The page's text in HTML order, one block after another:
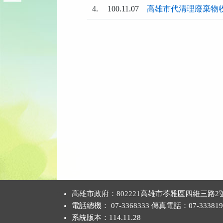
4. 100.11.07 高雄市代清理廢棄物
高雄市政府：802221高雄市苓雅區四維三路2
電話總機： 07-3368333 傳真電話：07-
系統版本： 114.11.28